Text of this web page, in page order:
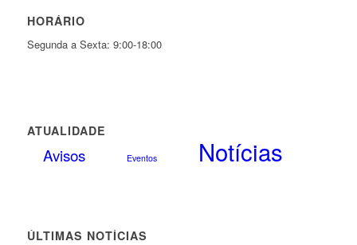
HORÁRIO
Segunda a Sexta: 9:00-18:00
ATUALIDADE
Avisos Eventos Notícias
ÚLTIMAS NOTÍCIAS